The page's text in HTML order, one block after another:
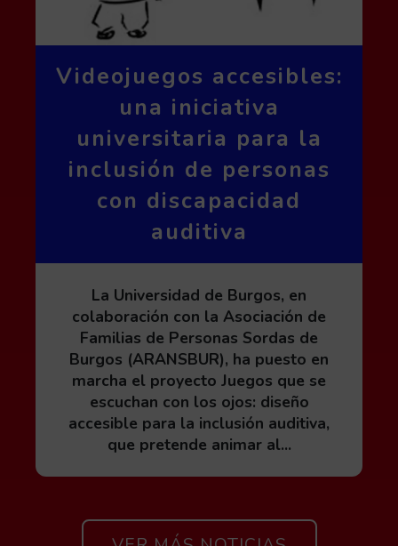
Videojuegos accesibles:
una iniciativa
universitaria para la
inclusión de personas
con discapacidad
auditiva
La Universidad de Burgos, en
colaboración con la Asociación de
Familias de Personas Sordas de
Burgos (ARANSBUR), ha puesto en
marcha el proyecto Juegos que se
escuchan con los ojos: diseño
accesible para la inclusión auditiva,
que pretende animar al...